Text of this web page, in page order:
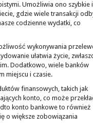
Umożliwia ono szybkie i
gdzie wiele transakcji
codzienne wydatki, co
wykonywania
ułatwia życie,
Dodatkowo, wiele banków
miejscu i czasie.
finansowych, takich jak
konto, co może
konto bankowe to również
o większe zobowiązania